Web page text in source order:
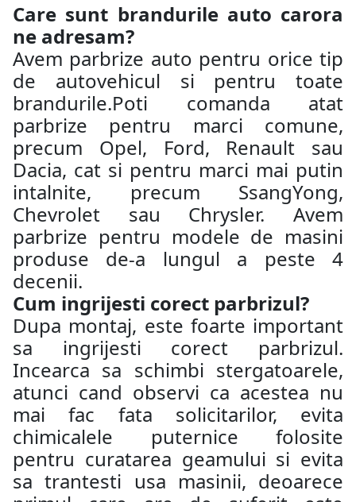
Care sunt brandurile auto carora
ne adresam?
Avem parbrize auto pentru orice tip
de autovehicul si pentru toate
brandurile.Poti comanda atat
parbrize pentru marci comune,
precum Opel, Ford, Renault sau
Dacia, cat si pentru marci mai putin
intalnite, precum SsangYong,
Chevrolet sau Chrysler. Avem
parbrize pentru modele de masini
produse de-a lungul a peste 4
decenii.
Cum ingrijesti corect parbrizul?
Dupa montaj, este foarte important
sa ingrijesti corect parbrizul.
Incearca sa schimbi stergatoarele,
atunci cand observi ca acestea nu
mai fac fata solicitarilor, evita
chimicalele puternice folosite
pentru curatarea geamului si evita
sa trantesti usa masinii, deoarece